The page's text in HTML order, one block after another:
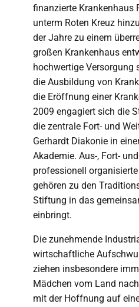
finanzierte Krankenhaus
unterm Roten Kreuz
der Jahre zu einem
großen Krankenhaus
hochwertige Versorgung
die Ausbildung von
die Eröffnung einer
2009 engagiert sich die
die zentrale Fort- und
Gerhardt Diakonie in
Akademie. Aus-, Fort-
professionell
gehören zu den
Stiftung in das
einbringt.
Die zunehmende
wirtschaftliche
ziehen insbesondere
Mädchen vom Land
mit der Hoffnung auf